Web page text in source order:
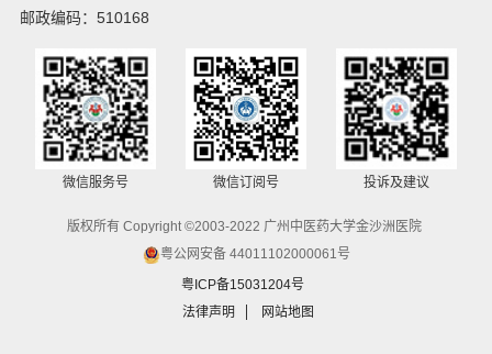
邮政编码：510168
微信服务号 微信订阅号 投诉及建议
版权所有 Copyright ©2003-2022 广州中医药大学金沙洲医院
粤公网安备 44011102000061号
粤ICP备15031204号
法律声明
网站地图